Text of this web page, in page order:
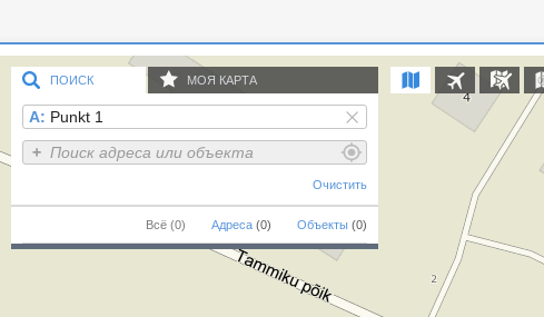
ПОИСК МОЯ КАРТА
A:
Очистить
Всё (0) Адреса (0) Объекты (0)